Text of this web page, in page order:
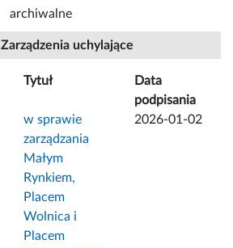
archiwalne
Zarządzenia uchylające
Tytuł
Data
podpisania
w sprawie
zarządzania
Małym
Rynkiem,
Placem
Wolnica i
Placem
2026-01-02